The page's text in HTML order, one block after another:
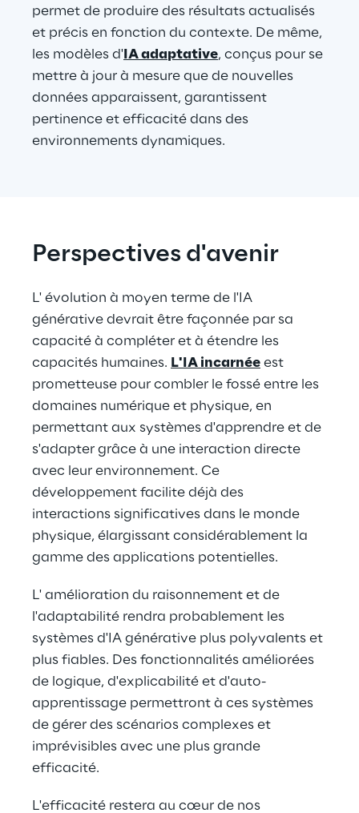
permet de produire des résultats actualisés
et précis en fonction du contexte. De même,
les modèles d' IA adaptative, conçus pour se
mettre à jour à mesure que de nouvelles
données apparaissent, garantissent
pertinence et efficacité dans des
environnements dynamiques.
Perspectives d'avenir
L' évolution à moyen terme de l'IA
générative devrait être façonnée par sa
capacité à compléter et à étendre les
capacités humaines. L'IA incarnée est
prometteuse pour combler le fossé entre les
domaines numérique et physique, en
permettant aux systèmes d'apprendre et de
s'adapter grâce à une interaction directe
avec leur environnement. Ce
développement facilite déjà des
interactions significatives dans le monde
physique, élargissant considérablement la
gamme des applications potentielles.
L' amélioration du raisonnement et de
l'adaptabilité rendra probablement les
systèmes d'IA générative plus polyvalents et
plus fiables. Des fonctionnalités améliorées
de logique, d'explicabilité et d'auto-
apprentissage permettront à ces systèmes
de gérer des scénarios complexes et
imprévisibles avec une plus grande
efficacité.
L'efficacité restera au cœur de nos